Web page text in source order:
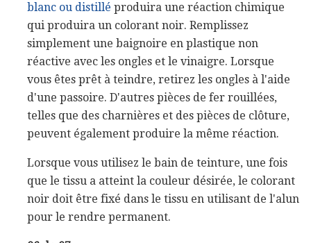
blanc ou distillé produira une réaction chimique
qui produira un colorant noir. Remplissez
simplement une baignoire en plastique non
réactive avec les ongles et le vinaigre. Lorsque
vous êtes prêt à teindre, retirez les ongles à l'aide
d'une passoire. D'autres pièces de fer rouillées,
telles que des charnières et des pièces de clôture,
peuvent également produire la même réaction.
Lorsque vous utilisez le bain de teinture, une fois
que le tissu a atteint la couleur désirée, le colorant
noir doit être fixé dans le tissu en utilisant de l'alun
pour le rendre permanent.